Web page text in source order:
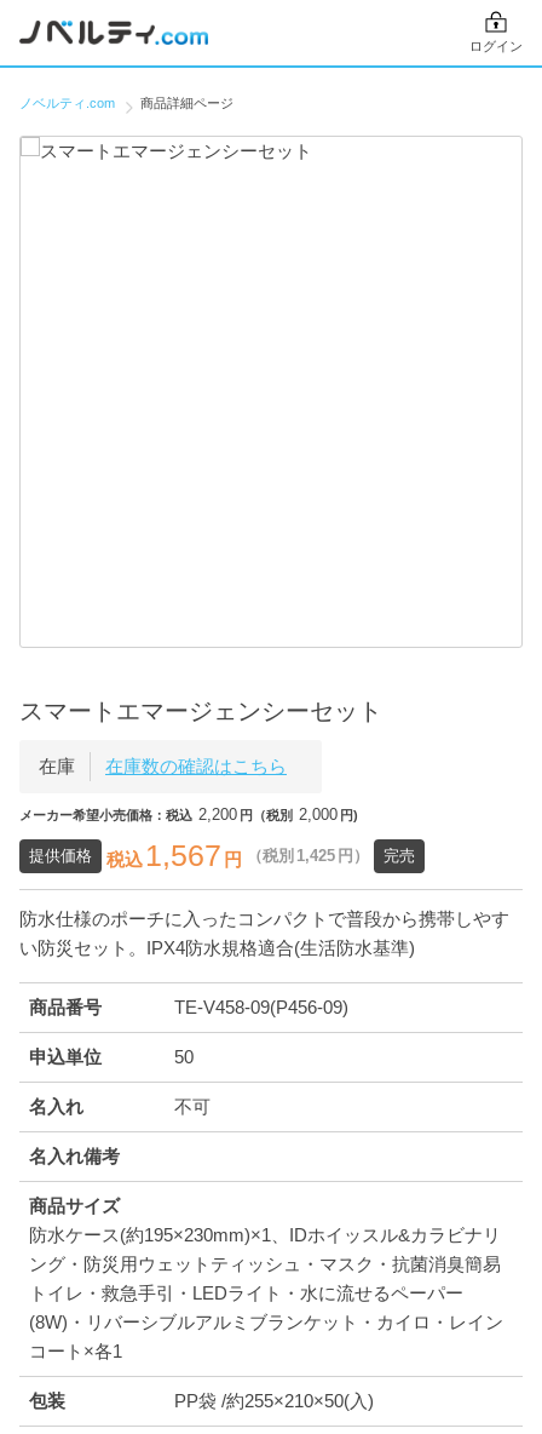
ログイン
ノベルティ.com 商品詳細ページ
スマートエマージェンシーセット
在庫 在庫数の確認はこちら
メーカー希望小売価格：税込 2,200 円（税別 2,000 円)
提供価格 税込 1,567 円 （税別 1,425 円） 完売
防水仕様のポーチに入ったコンパクトで普段から携帯しやす
い防災セット。IPX4防水規格適合(生活防水基準)
商品番号 TE-V458-09(P456-09)
申込単位 50
名入れ 不可
名入れ備考
商品サイズ
防水ケース(約195×230mm)×1、IDホイッスル&カラビナリ
ング・防災用ウェットティッシュ・マスク・抗菌消臭簡易
トイレ・救急手引・LEDライト・水に流せるペーパー
(8W)・リバーシブルアルミブランケット・カイロ・レイン
コート×各1
包装 PP袋 /約255×210×50(入)